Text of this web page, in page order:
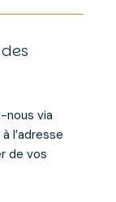
via
l’adresse
de vos